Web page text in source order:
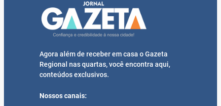
Agora além de receber em casa o Gazeta
Regional nas quartas, você encontra aqui,
conteúdos exclusivos.
Nossos canais: